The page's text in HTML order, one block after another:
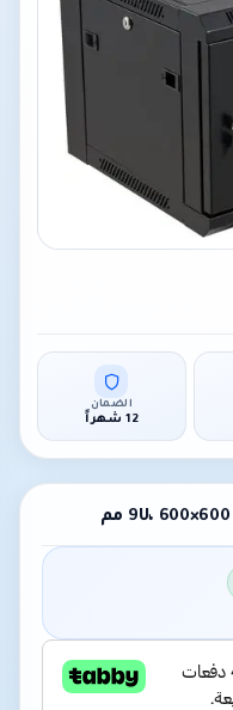
الضمان
12 شهراً